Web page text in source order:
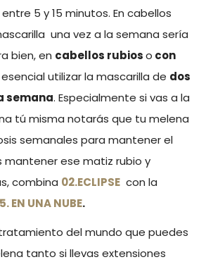
5 y 15 minutos. En cabellos
una vez a la semana sería
bien, en cabellos rubioso con
esencial utilizar la mascarilla de dos
semana. Especialmente si vas a la
tú misma notarás que tu melena
semanales para mantener el
mantener ese matiz rubio y
combina 02.ECLIPSE con la
EN UNA NUBE.
del mundo que puedes
tanto si llevas extensiones